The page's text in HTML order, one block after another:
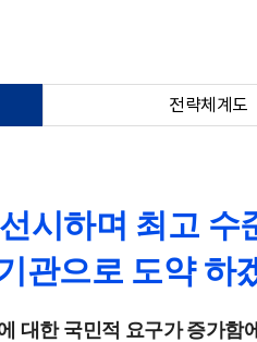
전략체계도
시하며 최고 수
관으로 도약 하
대한 국민적 요구가 증가함